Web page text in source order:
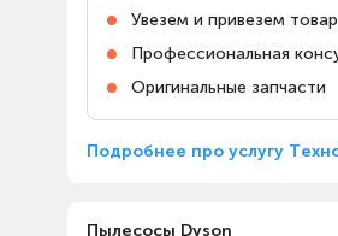
Алматы, Магазин Алматы
Апорт Кульджинка
Казахстан, Алматы,
Медеуский район,
Кульджинский тракт, 106
Жандосова, 83
Увезем и привезем
Профессиональная
Оригинальные запчасти
Подробнее про услугу
Пылесосы Dyson